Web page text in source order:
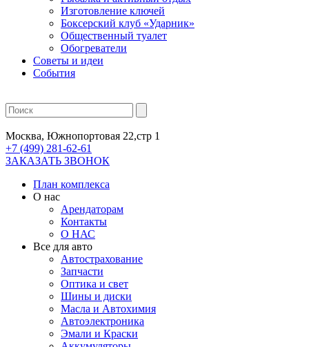
Изготовление ключей
Боксерский клуб «Ударник»
Общественный туалет
Обогреватели
Советы и идеи
События
Москва, Южнопортовая 22,стр 1
+7 (499) 281-62-61
ЗАКАЗАТЬ ЗВОНОК
План комплекса
О нас
Арендаторам
Контакты
О НАС
Все для авто
Автострахование
Запчасти
Оптика и свет
Шины и диски
Масла и Автохимия
Автоэлектроника
Эмали и Краски